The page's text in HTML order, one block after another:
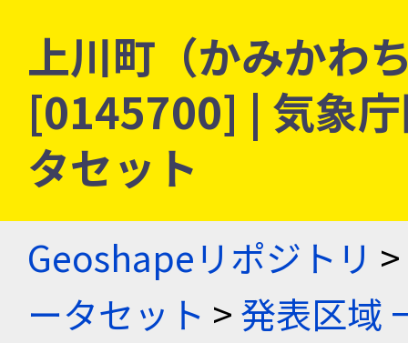
上川町（かみかわ
[0145700] | 気象
タセット
Geoshapeリポジトリ >
ータセット >発表区域